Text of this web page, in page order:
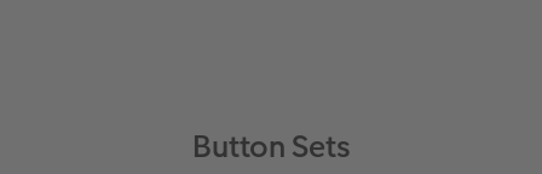
Button Sets